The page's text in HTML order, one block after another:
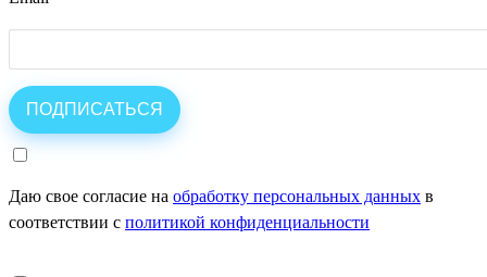
Даю свое согласие на обработку персональных данных в
соответствии с политикой конфиденциальности